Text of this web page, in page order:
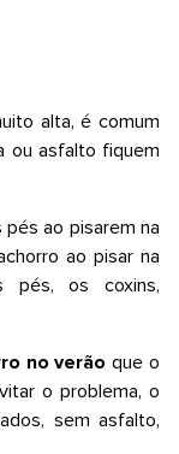
alta, é comum
ou asfalto fiquem
ao pisarem na
ao pisar na
pés, os coxins,
no verãoque o
o problema, o
sem asfalto,